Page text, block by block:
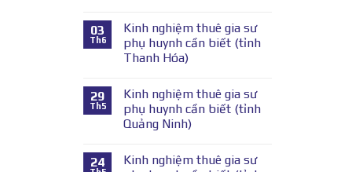
03
Th6
Kinh nghiệm thuê gia sư
phụ huynh cần biết (tỉnh
Thanh Hóa)
29
Th5
Kinh nghiệm thuê gia sư
phụ huynh cần biết (tỉnh
Quảng Ninh)
24
Kinh nghiệm thuê gia sư